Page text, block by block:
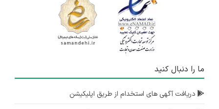
ما را دنبال کنید
دریافت آگهی های استخدام از طریق اپلیکیشن